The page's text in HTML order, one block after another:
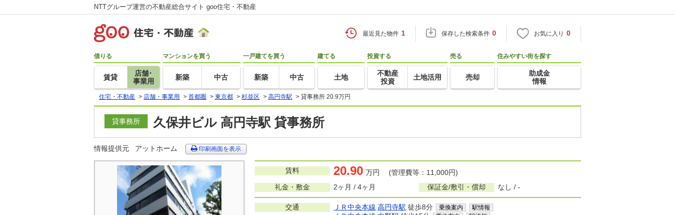
NTTグループ運営の不動産総合サイト goo住宅・不動産
最近見た物件 1 保存した検索条件 0 お気に入り 0
借りる
賃貸
店舗･
事業用
マンションを買う
新築 中古
一戸建てを買う
新築 中古
建てる
土地
投資する
不動産
投資
土地活用
売る
売却
住みやすい街を探す
助成金
情報
住宅・不動産 > 店舗・事業用 > 首都圏 > 東京都 > 杉並区 > 高円寺駅 > 貸事務所 20.9万円
貸事務所 久保井ビル 高円寺駅 貸事務所
情報提供元 アットホーム 印刷画面を表示
賃料 20.90 万円 (管理費等：11,000円)
礼金・敷金
2ヶ月 / 4ヶ月 保証金/敷引・償却 なし / -
交通 ＪＲ中央本線 高円寺駅 徒歩8分 乗換案内 駅情報